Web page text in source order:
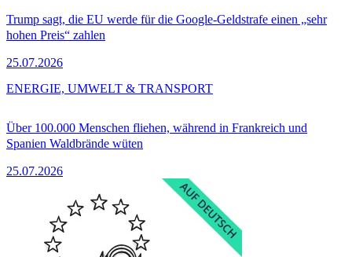
Trump sagt, die EU werde für die Google-Geldstrafe einen „sehr
hohen Preis“ zahlen
25.07.2026
Über 100.000 Menschen fliehen, während in Frankreich und
Spanien Waldbrände wüten
25.07.2026
ENERGIE, UMWELT & TRANSPORT